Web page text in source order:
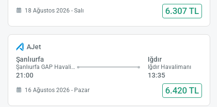
18 Ağustos 2026 - Salı 6.307 TL
AJet
Şanlıurfa
Şanlıurfa GAP Havalimanı
21:00
Iğdır
Iğdır Havalimanı
13:35
16 Ağustos 2026 - Pazar 6.420 TL